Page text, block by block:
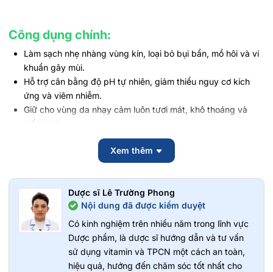
Công dụng chính:
Làm sạch nhẹ nhàng vùng kín, loại bỏ bụi bẩn, mồ hôi và vi
khuẩn gây mùi.
Hỗ trợ cân bằng độ pH tự nhiên, giảm thiểu nguy cơ kích
ứng và viêm nhiễm.
Giữ cho vùng da nhạy cảm luôn tươi mát, khô thoáng và
mềm mại.
Bảo vệ và củng cố hàng rào độ ẩm tự nhiên, ngăn khô ráp.
Hương thơm mát lạnh, dễ chịu, giúp bạn tự tin suốt ngày
Dịu nhẹ, phù hợp sử dụng hàng ngày.
Thành phần:
Glycerin: Dưỡng ẩm, giúp da mềm mại và tránh bị khô căng
sau khi sử dụng.
Calendula Officinalis Flower Extract (Chiết xuất Hoa Cúc
Vạn Thọ): Làm dịu, kháng viêm và chữa lành các tổn
Xem thêm
Dược sĩ Lê Trường Phong
Nội dung đã được kiểm duyệt
Có kinh nghiệm trên nhiều năm trong lĩnh vực
Dược phẩm, là dược sĩ hướng dẫn và tư vấn
sử dụng vitamin và TPCN một cách an toàn,
hiệu quả, hướng đến chăm sóc tốt nhất cho